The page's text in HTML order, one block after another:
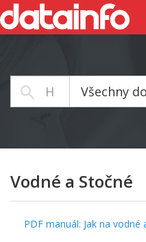
Všechny
Vodné a Stočné
PDF manuál: Jak na